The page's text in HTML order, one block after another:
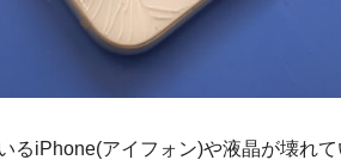
るiPhone(アイフォン)や液晶が壊れ